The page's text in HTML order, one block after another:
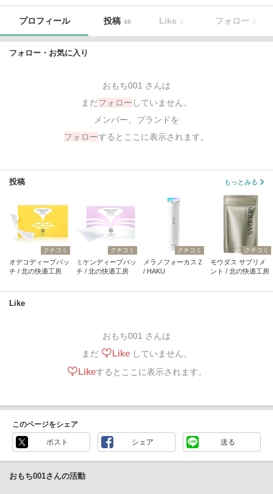
プロフィール 投稿 48 Like 0 フォロー 0
フォロー・お気に入り
おもち001 さんは
まだフォロー していません。
メンバー、ブランドを
フォローするとここに表示されます。
投稿 もっとみる
クチコミ
オデコディープパッ
チ / 北の快適工房
クチコミ
ミケンディープパッ
チ / 北の快適工房
クチコミ
メラノフォーカスＺ
/ HAKU
クチコミ
モウダス サプリメ
ント / 北の快適工房
Like
おもち001 さんは
まだ
Likeしていません。
Likeするとここに表示されます。
このページをシェア
ポスト シェア 送る
おもち001さんの活動